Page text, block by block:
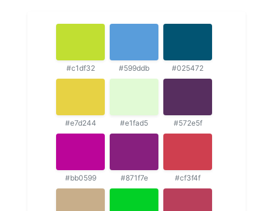
#c1df32 #599ddb #025472
#e7d244 #e1fad5 #572e5f
#bb0599 #871f7e #cf3f4f